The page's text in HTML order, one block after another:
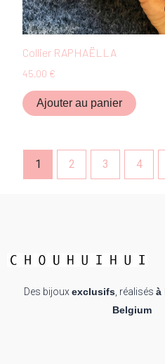
Collier RAPHAËLLA
45,00 €
Ajouter au panier
1 2 3 4
Des bijoux exclusifs, réalisés à
Belgium